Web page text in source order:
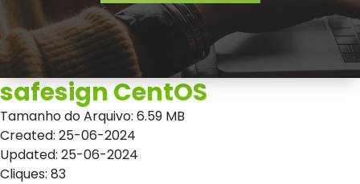
safesign CentOS
Tamanho do Arquivo: 6.59 MB
Created: 25-06-2024
Updated: 25-06-2024
Cliques: 83